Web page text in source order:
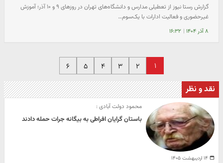
گزارش رستا نیوز از تعطیلی مدارس و دانشگاه‌های تهران در روزهای ۹ و ۱۰ آذر؛ آموزش
غیرحضوری و فعالیت ادارات با یک‌سوم…
۸ آذر ۱۴۰۴ | ۱۶:۳۲
۱ ۲ ۳ ۴ ۵ ۶
نقد و نظر
۱۴ اردیبهشت ۱۴۰۵
محمود دولت‌ آبادی :
باستان‌ گرایان افراطی به بیگانه جرات حمله دادند